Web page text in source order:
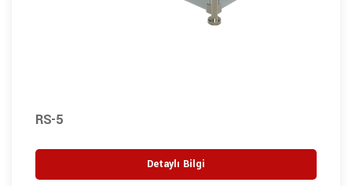
RS-5
Detaylı Bilgi